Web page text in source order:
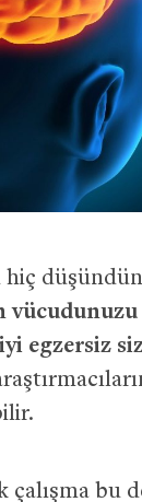
egzersiz
çalışma bu